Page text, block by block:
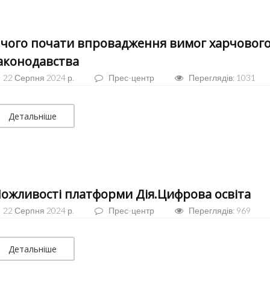
почати впровадження вимог
22 Серпня 2024 р. Прес-центр Переглядів: 1031
Детальніше
платформи Дія.Цифрова освіта
22 Серпня 2024 р. Прес-центр Переглядів: 969
Детальніше